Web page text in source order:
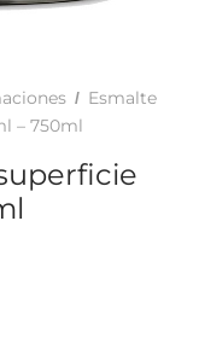
/ Esmalte
– 750ml